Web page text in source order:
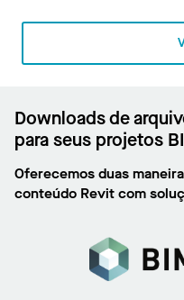
Downloads de
para seus projetos
Oferecemos duas
conteúdo Revit com